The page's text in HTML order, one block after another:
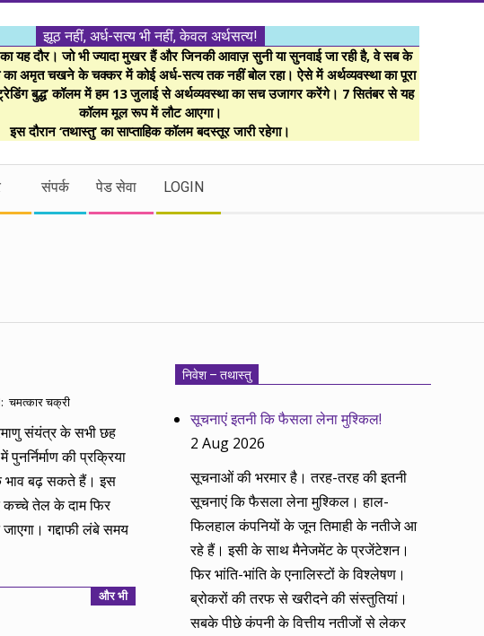
झूठ नहीं, अर्ध-सत्य भी नहीं, केवल अर्थसत्य!
यह दौर। जो भी ज्यादा मुखर हैं और जिनकी आवाज़ सुनी या सुनवाई जा रही है, वे सब के
का अमृत चखने के चक्कर में कोई अर्ध-सत्य तक नहीं बोल रहा। ऐसे में अर्थव्यवस्था का पूरा
बुद्ध’ कॉलम में हम 13 जुलाई से अर्थव्यवस्था का सच उजागर करेंगे। 7 सितंबर से यह
कॉलम मूल रूप में लौट आएगा।
इस दौरान ‘तथास्तु’ का साप्ताहिक कॉलम बदस्तूर जारी रहेगा।
संपर्क पेड सेवा LOGIN
चमत्कार चक्री
संयंत्र के सभी छह
की प्रक्रिया
भाव बढ़ सकते हैं। इस
कच्चे तेल के दाम फिर
गद्दाफी लंबे समय
और भी
निवेश – तथास्तु
सूचनाएं इतनी कि फैसला लेना मुश्किल!
2 Aug 2026
सूचनाओं की भरमार है। तरह-तरह की इतनी
सूचनाएं कि फैसला लेना मुश्किल। हाल-
फिलहाल कंपनियों के जून तिमाही के नतीजे आ
रहे हैं। इसी के साथ मैनेजमेंट के प्रजेंटेशन।
फिर भांति-भांति के एनालिस्टों के विश्लेषण।
ब्रोकरों की तरफ से खरीदने की संस्तुतियां।
सबके पीछे कंपनी के वित्तीय नतीजों से लेकर